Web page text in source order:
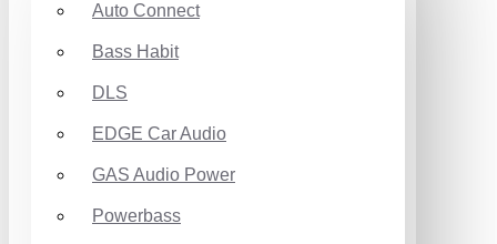
Auto Connect
Bass Habit
DLS
EDGE Car Audio
GAS Audio Power
Powerbass